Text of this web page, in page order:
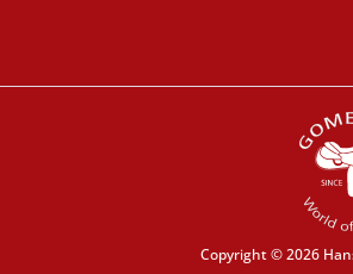
Copyright © 2026